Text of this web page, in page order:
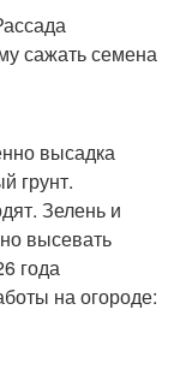
сажать семена
высадка
грунт.
Зелень и
высевать
года
на огороде: